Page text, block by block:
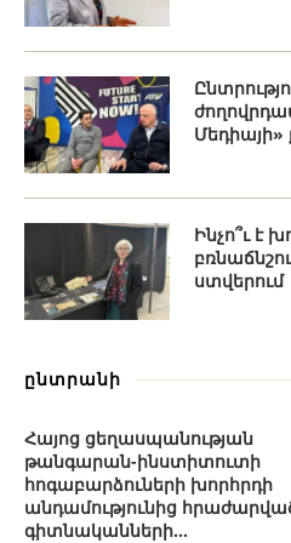
Մեդիայի»
Ինչո՞ւ է
ստվերում
ընտրանի
Հայոց ցեղասպանության
թանգարան-ինստիտուտի
հոգաբարձուների խորհրդի
անդամությունից
գիտնականների...